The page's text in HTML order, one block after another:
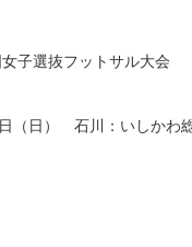
子選抜フットサル大会
（日） 石川：いしかわ